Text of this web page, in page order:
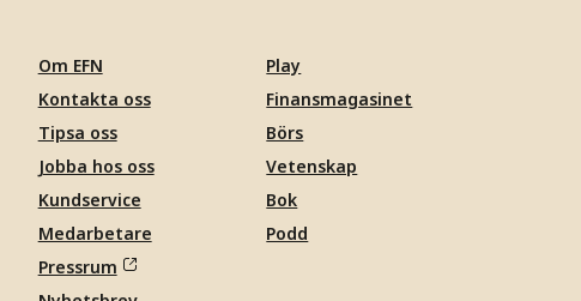
Om EFN
Kontakta oss
Tipsa oss
Jobba hos oss
Kundservice
Medarbetare
Pressrum
Play
Finansmagasinet
Börs
Vetenskap
Bok
Podd